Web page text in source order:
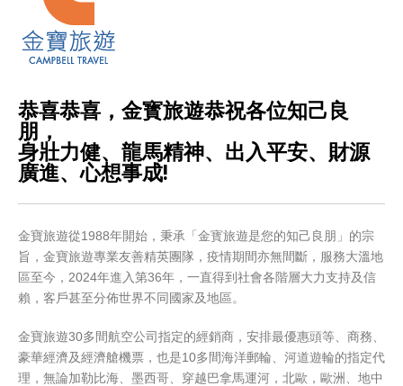
恭喜恭喜，金寳旅遊恭祝各位知己良
朋，
身壯力健、龍馬精神、出入平安、財源
廣進、心想事成!
金寶旅遊從1988年開始，秉承「金寳旅遊是您的知己良朋」的宗
旨，金寶旅遊專業友善精英團隊，疫情期間亦無間斷，服務大溫地
區至今，2024年進入第36年，一直得到社會各階層大力支持及信
賴，客戶甚至分佈世界不同國家及地區。
金寶旅遊30多間航空公司指定的經銷商，安排最優惠頭等、商務、
豪華經濟及經濟艙機票，也是10多間海洋郵輪、河道遊輪的指定代
理，無論加勒比海、墨西哥、穿越巴拿馬運河，北歐，歐洲、地中